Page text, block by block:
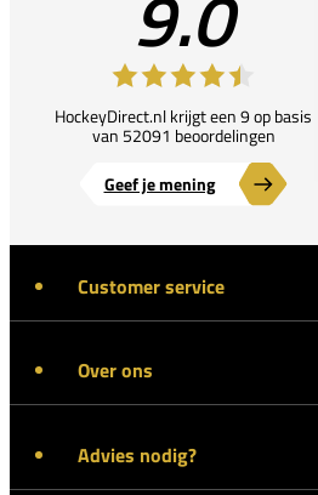
HockeyDirect.nl krijgt een 9 op basis
van 52091 beoordelingen
Geef je mening
Customer service
Over ons
Advies nodig?